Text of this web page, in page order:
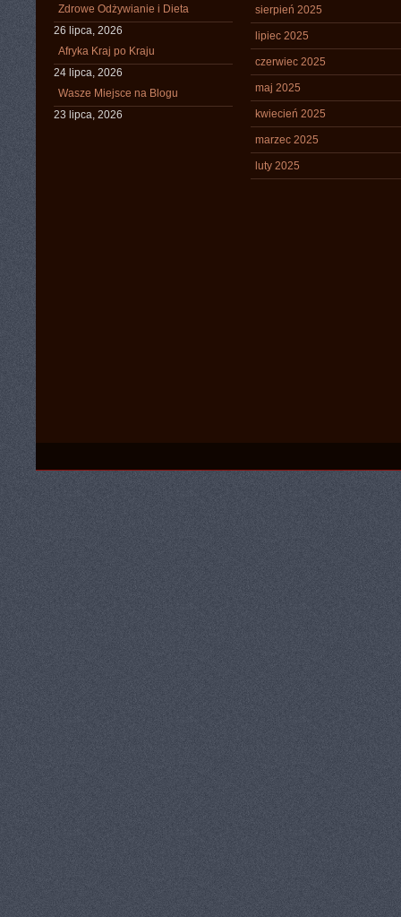
Zdrowe Odżywianie i Dieta
26 lipca, 2026
Afryka Kraj po Kraju
24 lipca, 2026
Wasze Miejsce na Blogu
23 lipca, 2026
sierpień 2025
lipiec 2025
czerwiec 2025
maj 2025
kwiecień 2025
marzec 2025
luty 2025